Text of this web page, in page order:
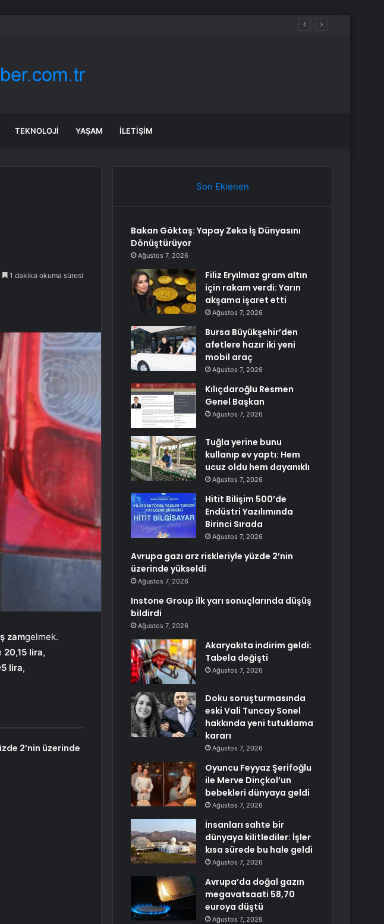
işaret etti
TEKNOLOJI YAŞAM İLETIŞIM
1 dakika okuma süresi
zamgelmek.
20,15 lira,
lira,
2’nin üzerinde
Son Eklenen
Bakan Göktaş: Yapay Zeka İş Dünyasını
Dönüştürüyor
Ağustos 7, 2026
Filiz Eryılmaz gram altın
için rakam verdi: Yarın
akşama işaret etti
Ağustos 7, 2026
Bursa Büyükşehir’den
afetlere hazır iki yeni
mobil araç
Ağustos 7, 2026
Kılıçdaroğlu Resmen
Genel Başkan
Ağustos 7, 2026
Tuğla yerine bunu
kullanıp ev yaptı: Hem
ucuz oldu hem dayanıklı
Ağustos 7, 2026
Hitit Bilişim 500’de
Endüstri Yazılımında
Birinci Sırada
Ağustos 7, 2026
Avrupa gazı arz riskleriyle yüzde 2’nin
üzerinde yükseldi
Ağustos 7, 2026
Instone Group ilk yarı sonuçlarında düşüş
bildirdi
Ağustos 7, 2026
Akaryakıta indirim geldi:
Tabela değişti
Ağustos 7, 2026
Doku soruşturmasında
eski Vali Tuncay Sonel
hakkında yeni tutuklama
kararı
Ağustos 7, 2026
Oyuncu Feyyaz Şerifoğlu
ile Merve Dinçkol’un
bebekleri dünyaya geldi
Ağustos 7, 2026
İnsanları sahte bir
dünyaya kilitlediler: İşler
kısa sürede bu hale geldi
Ağustos 7, 2026
Avrupa’da doğal gazın
megavatsaati 58,70
euroya düştü
Ağustos 7, 2026